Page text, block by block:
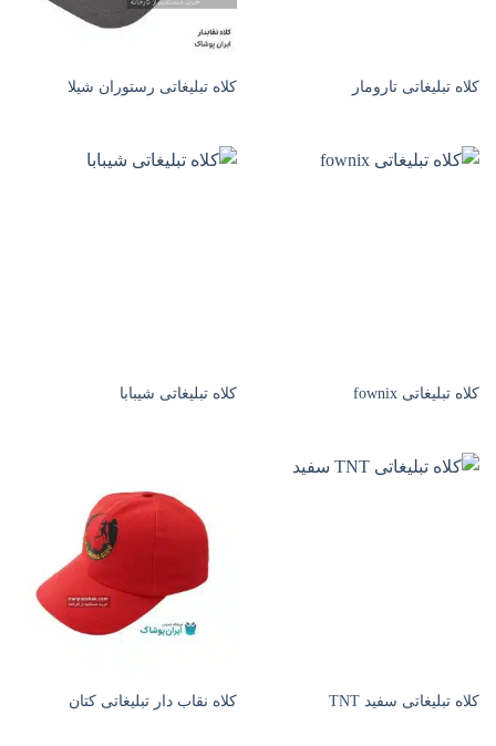
کلاه تبلیغاتی تارومار کلاه تبلیغاتی رستوران شیلا
کلاه تبلیغاتی fownix کلاه تبلیغاتی شیبابا
کلاه تبلیغاتی سفید TNT کلاه نقاب دار تبلیغاتی کتان